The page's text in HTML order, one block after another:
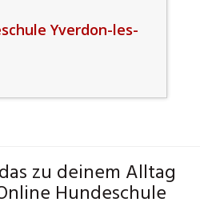
Yverdon-les-
zu deinem Alltag
Hundeschule